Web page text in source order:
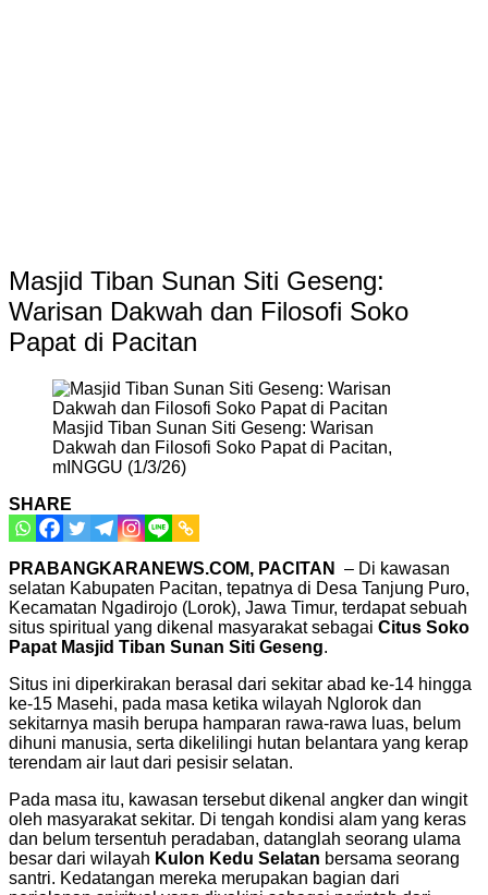
Masjid Tiban Sunan Siti Geseng:
Warisan Dakwah dan Filosofi Soko
Papat di Pacitan
Masjid Tiban Sunan Siti Geseng: Warisan
Dakwah dan Filosofi Soko Papat di Pacitan,
mINGGU (1/3/26)
SHARE
PRABANGKARANEWS.COM, PACITAN
– Di kawasan
selatan Kabupaten Pacitan, tepatnya di Desa Tanjung Puro,
Kecamatan Ngadirojo (Lorok), Jawa Timur, terdapat sebuah
situs spiritual yang dikenal masyarakat sebagai Citus Soko
Papat Masjid Tiban Sunan Siti Geseng.
Situs ini diperkirakan berasal dari sekitar abad ke-14 hingga
ke-15 Masehi, pada masa ketika wilayah Nglorok dan
sekitarnya masih berupa hamparan rawa-rawa luas, belum
dihuni manusia, serta dikelilingi hutan belantara yang kerap
terendam air laut dari pesisir selatan.
Pada masa itu, kawasan tersebut dikenal angker dan wingit
oleh masyarakat sekitar. Di tengah kondisi alam yang keras
dan belum tersentuh peradaban, datanglah seorang ulama
besar dari wilayah Kulon Kedu Selatan bersama seorang
santri. Kedatangan mereka merupakan bagian dari